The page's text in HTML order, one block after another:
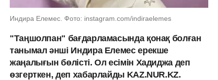
Индира Елемес. Фото: instagram.com/indiraelemes
"Таңшолпан" бағдарламасында қонақ болған
танымал әнші Индира Елемес ерекше
жаңалығын бөлісті. Ол есімін Хадиджа деп
өзгерткен, деп хабарлайды KAZ.NUR.KZ.